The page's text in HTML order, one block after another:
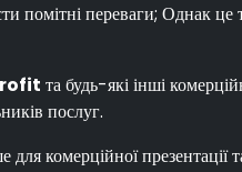
помітні переваги; Однак це
та будь-які інші
послуг.
комерційної презентації